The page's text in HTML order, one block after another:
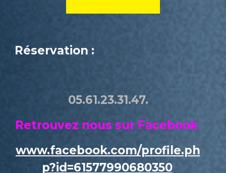
Réservation :
05.61.23.31.47.
Retrouvez nous sur Facebook
www.facebook.com/profile.ph
p?id=61577990680350